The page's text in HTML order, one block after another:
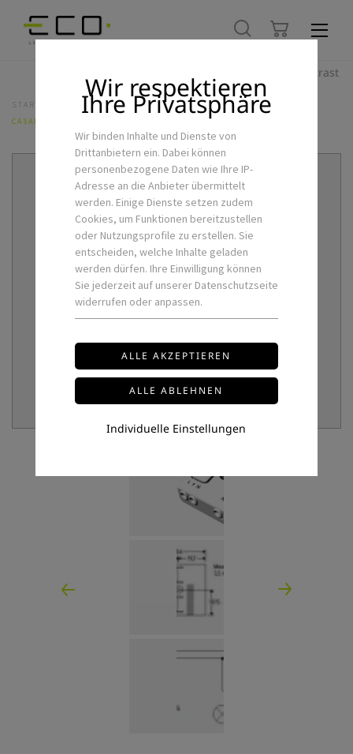
Hoher Kontrast
STARTSEITE LED-FLEXSTRIPS & ZUBEHÖR
STEUERUNGEN
CASAMBI-CBU-TED
Wir respektieren
Ihre Privatsphäre
Wir binden Inhalte und Dienste von
Drittanbietern ein. Dabei können
personenbezogene Daten wie Ihre IP-
Adresse an die Anbieter übermittelt
werden. Einige Dienste setzen zudem
Cookies, um Funktionen bereitzustellen
oder Nutzungsprofile zu erstellen. Sie
entscheiden, welche Inhalte geladen
werden dürfen. Ihre Einwilligung können
Sie jederzeit auf unserer Datenschutzseite
widerrufen oder anpassen.
Individuelle Einstellungen